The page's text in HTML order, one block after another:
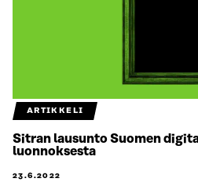
ARTIKKELI
Sitran lausunto Suomen
luonnoksesta
23.6.2022